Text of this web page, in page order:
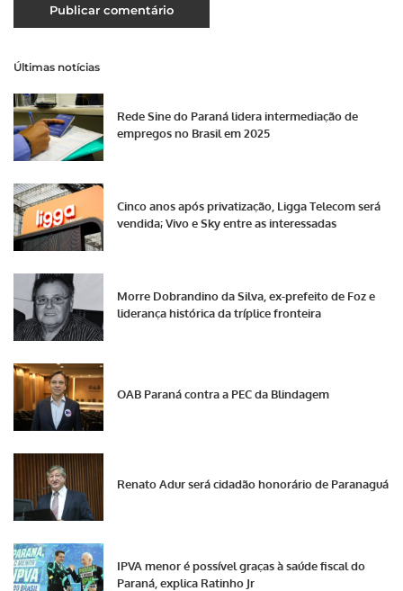
Últimas notícias
Rede Sine do Paraná lidera intermediação de
empregos no Brasil em 2025
Cinco anos após privatização, Ligga Telecom será
vendida; Vivo e Sky entre as interessadas
Morre Dobrandino da Silva, ex-prefeito de Foz e
liderança histórica da tríplice fronteira
OAB Paraná contra a PEC da Blindagem
Renato Adur será cidadão honorário de Paranaguá
IPVA menor é possível graças à saúde fiscal do
Paraná, explica Ratinho Jr